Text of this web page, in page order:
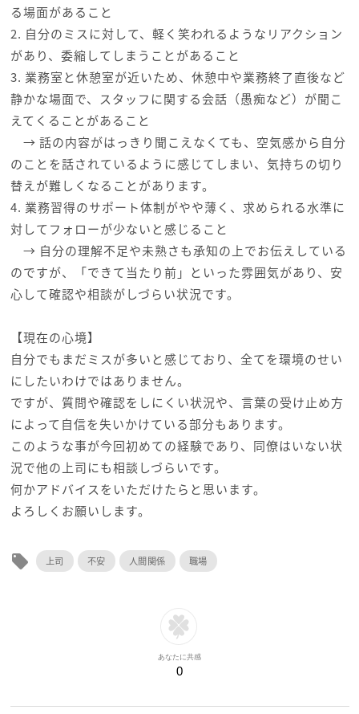
る場面があること
2. 自分のミスに対して、軽く笑われるようなリアクション
があり、委縮してしまうことがあること
3. 業務室と休憩室が近いため、休憩中や業務終了直後など
静かな場面で、スタッフに関する会話（愚痴など）が聞こ
えてくることがあること
→ 話の内容がはっきり聞こえなくても、空気感から自分
のことを話されているように感じてしまい、気持ちの切り
替えが難しくなることがあります。
4. 業務習得のサポート体制がやや薄く、求められる水準に
対してフォローが少ないと感じること
→ 自分の理解不足や未熟さも承知の上でお伝えしている
のですが、「できて当たり前」といった雰囲気があり、安
心して確認や相談がしづらい状況です。
【現在の心境】
自分でもまだミスが多いと感じており、全てを環境のせい
にしたいわけではありません。
ですが、質問や確認をしにくい状況や、言葉の受け止め方
によって自信を失いかけている部分もあります。
このような事が今回初めての経験であり、同僚はいない状
況で他の上司にも相談しづらいです。
何かアドバイスをいただけたらと思います。
よろしくお願いします。
local_offer 上司 不安 人間関係 職場
あなたに共感
0